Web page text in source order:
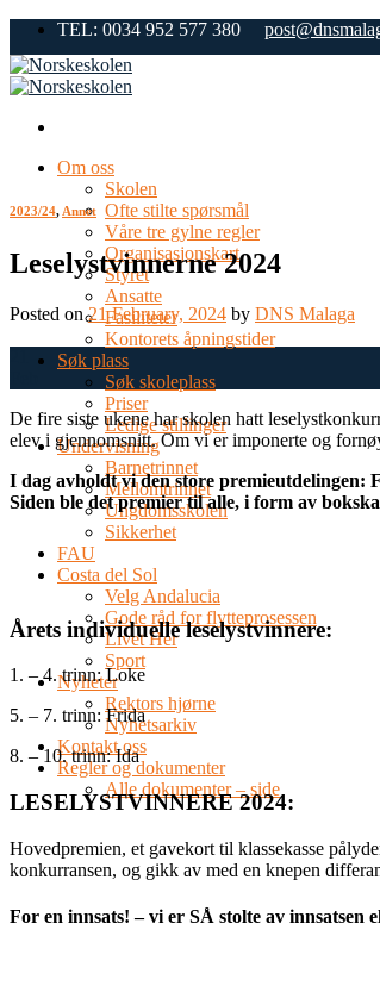
Skip
content
TEL: 0034 952 577 380
Om oss
Skolen
Ofte stilte spørsmål
Våre tre gylne regler
Organisasjonskart
Styret
Ansatte
Fasiliteter
Kontorets åpningstider
Søk plass
Søk skoleplass
Priser
Ledige stillinger
Undervisning
Barnetrinnet
Mellomtrinnet
Ungdomsskolen
Sikkerhet
FAU
Costa del Sol
Velg Andalucia
Gode råd for flytteprosessen
Livet Her
Sport
Nyheter
Rektors hjørne
Nyhetsarkiv
Kontakt oss
Regler og dokumenter
Alle dokumenter – side
2023/24, Annet
Leselystvinnerne 2024
Posted on21 February, 2024 by DNS Malaga
De fire siste ukene har skolen hatt
elev i gjennomsnitt. Om vi er imponerte og
I dag avholdt vi den store premieutdelingen:
Siden ble det premier til alle, i form av
Årets individuelle leselystvinnere:
1. – 4. trinn: Loke
5. – 7. trinn: Frida
8. – 10. trinn: Ida
LESELYSTVINNERE 2024:
Hovedpremien, et gavekort til klassekasse
konkurransen, og gikk av med en knepen
For en innsats! – vi er SÅ stolte av innsatsen